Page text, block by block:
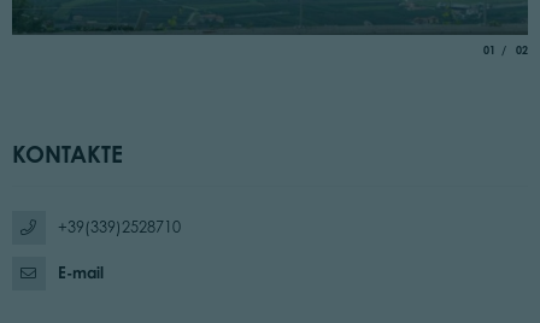
01 von
02
KONTAKTE
+39(339)2528710
E-mail